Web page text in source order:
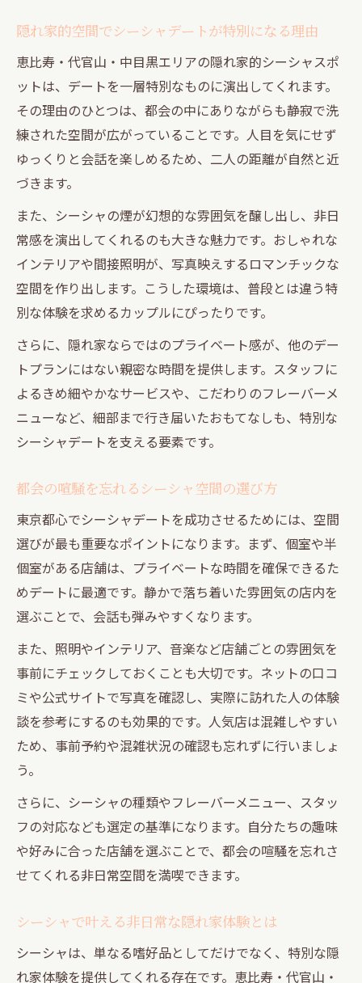
隠れ家的空間でシーシャデートが特別になる理由
恵比寿・代官山・中目黒エリアの隠れ家的シーシャスポ
ットは、デートを一層特別なものに演出してくれます。
その理由のひとつは、都会の中にありながらも静寂で洗
練された空間が広がっていることです。人目を気にせず
ゆっくりと会話を楽しめるため、二人の距離が自然と近
づきます。
また、シーシャの煙が幻想的な雰囲気を醸し出し、非日
常感を演出してくれるのも大きな魅力です。おしゃれな
インテリアや間接照明が、写真映えするロマンチックな
空間を作り出します。こうした環境は、普段とは違う特
別な体験を求めるカップルにぴったりです。
さらに、隠れ家ならではのプライベート感が、他のデー
トプランにはない親密な時間を提供します。スタッフに
よるきめ細やかなサービスや、こだわりのフレーバーメ
ニューなど、細部まで行き届いたおもてなしも、特別な
シーシャデートを支える要素です。
都会の喧騒を忘れるシーシャ空間の選び方
東京都心でシーシャデートを成功させるためには、空間
選びが最も重要なポイントになります。まず、個室や半
個室がある店舗は、プライベートな時間を確保できるた
めデートに最適です。静かで落ち着いた雰囲気の店内を
選ぶことで、会話も弾みやすくなります。
また、照明やインテリア、音楽など店舗ごとの雰囲気を
事前にチェックしておくことも大切です。ネットの口コ
ミや公式サイトで写真を確認し、実際に訪れた人の体験
談を参考にするのも効果的です。人気店は混雑しやすい
ため、事前予約や混雑状況の確認も忘れずに行いましょ
う。
さらに、シーシャの種類やフレーバーメニュー、スタッ
フの対応なども選定の基準になります。自分たちの趣味
や好みに合った店舗を選ぶことで、都会の喧騒を忘れさ
せてくれる非日常空間を満喫できます。
シーシャで叶える非日常な隠れ家体験とは
シーシャは、単なる嗜好品としてだけでなく、特別な隠
れ家体験を提供してくれる存在です。恵比寿・代官山・